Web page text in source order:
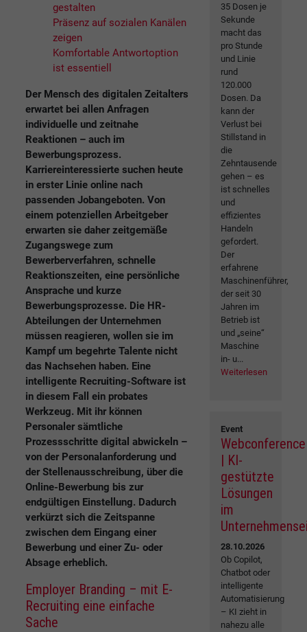
gestalten
Präsenz auf sozialen Kanälen
zeigen
Komfortable Antwortoption
ist essentiell
Der Mensch des digitalen Zeitalters
erwartet bei allen Anfragen
individuelle und zeitnahe
Reaktionen – auch im
Bewerbungsprozess.
Karriereinteressierte suchen heute
in erster Linie online nach
passenden Jobangeboten. Von
einem potenziellen Arbeitgeber
erwarten sie daher zeitgemäße
Zugangswege zum
Bewerberverfahren, schnelle
Reaktionszeiten, eine persönliche
Ansprache und kurze
Bewerbungsprozesse. Die HR-
Abteilungen der Unternehmen
müssen reagieren, wollen sie im
Kampf um begehrte Talente nicht
das Nachsehen haben. Eine
intelligente Recruiting-Software ist
in diesem Fall ein probates
Werkzeug. Mit ihr können
Personaler sämtliche
Prozessschritte digital abwickeln –
von der Personalanforderung und
der Stellenausschreibung, über die
Online-Bewerbung bis zur
endgültigen Einstellung. Dadurch
verkürzt sich die Zeitspanne
zwischen dem Eingang einer
Bewerbung und einer Zu- oder
Absage erheblich.
Employer Branding – mit E-
Recruiting eine einfache
Sache
35 Dosen je
Sekunde
macht das
pro Stunde
und Linie
rund
120.000
Dosen. Da
kann der
Verlust bei
Stillstand in
die
Zehntausende
gehen – es
ist schnelles
und
effizientes
Handeln
gefordert.
Der
erfahrene
Maschinenführer,
der seit 30
Jahren im
Betrieb ist
und „seine“
Maschine
in- u...
Weiterlesen
Event
Webconference
| KI-
gestützte
Lösungen
im
28.10.2026
Ob Copilot,
Chatbot oder
intelligente
Automatisierung
– KI zieht in
nahezu alle